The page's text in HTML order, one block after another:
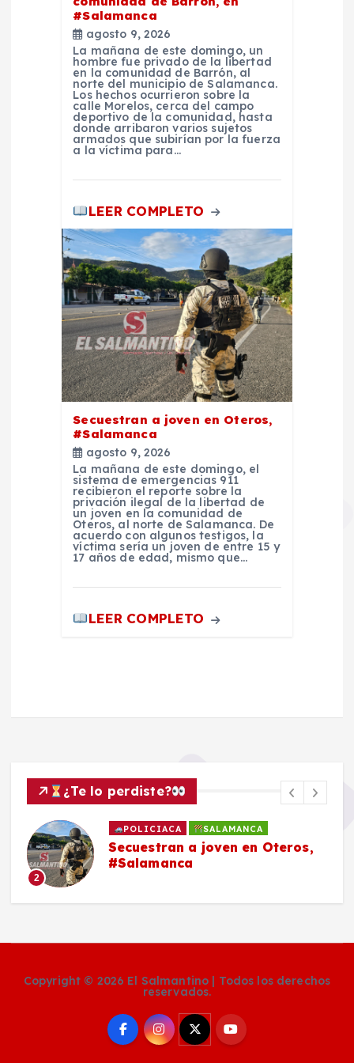
#Salamanca
agosto 9, 2026
La mañana de este domingo, un
hombre fue privado de la libertad
en la comunidad de Barrón, al
norte del municipio de Salamanca.
Los hechos ocurrieron sobre la
calle Morelos, cerca del campo
deportivo de la comunidad, hasta
donde arribaron varios sujetos
armados que subirían por la fuerza
a la víctima para…
LEER COMPLETO
Secuestran a joven en Oteros,
#Salamanca
agosto 9, 2026
La mañana de este domingo, el
sistema de emergencias 911
recibieron el reporte sobre la
privación ilegal de la libertad de
un joven en la comunidad de
Oteros, al norte de Salamanca. De
acuerdo con algunos testigos, la
víctima sería un joven de entre 15 y
17 años de edad, mismo que…
LEER COMPLETO
¿Te lo perdiste?
2
POLICIACA SALAMANCA
Secuestran a joven en Oteros,
#Salamanca
Copyright © 2026 El Salmantino | Todos los derechos
reservados.